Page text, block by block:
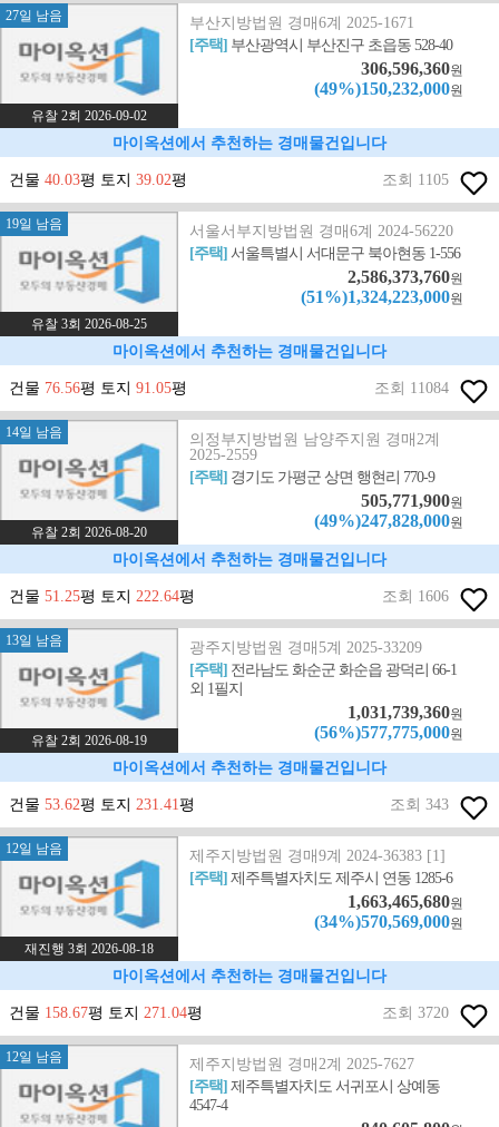
27일 남음
유찰 2회 2026-09-02
부산지방법원 경매6계 2025-1671
[주택] 부산광역시 부산진구 초읍동 528-40
306,596,360원
(49%)150,232,000원
마이옥션에서 추천하는 경매물건입니다
건물 40.03평 토지 39.02평 조회 1105
19일 남음
유찰 3회 2026-08-25
서울서부지방법원 경매6계 2024-56220
[주택]서울특별시 서대문구 북아현동 1-556
2,586,373,760원
(51%)1,324,223,000원
마이옥션에서 추천하는 경매물건입니다
건물 76.56평 토지 91.05평 조회 11084
14일 남음
유찰 2회 2026-08-20
의정부지방법원 남양주지원 경매2계
2025-2559
[주택] 경기도 가평군 상면 행현리 770-9
505,771,900원
(49%)247,828,000원
마이옥션에서 추천하는 경매물건입니다
건물 51.25평 토지 222.64평 조회 1606
13일 남음
유찰 2회 2026-08-19
광주지방법원 경매5계 2025-33209
[주택] 전라남도 화순군 화순읍 광덕리 66-1
외 1필지
1,031,739,360원
(56%)577,775,000원
마이옥션에서 추천하는 경매물건입니다
건물 53.62평 토지 231.41평 조회 343
12일 남음
재진행 3회 2026-08-18
제주지방법원 경매9계 2024-36383 [1]
[주택]제주특별자치도 제주시 연동 1285-6
1,663,465,680원
(34%)570,569,000원
마이옥션에서 추천하는 경매물건입니다
건물 158.67평 토지 271.04평 조회 3720
12일 남음
제주지방법원 경매2계 2025-7627
[주택]제주특별자치도 서귀포시 상예동
4547-4